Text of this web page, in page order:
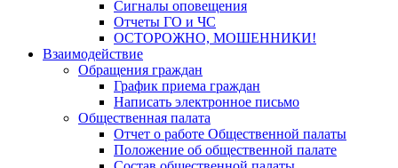
Сигналы оповещения
Отчеты ГО и ЧС
ОСТОРОЖНО, МОШЕННИКИ!
Взаимодействие
Обращения граждан
График приема граждан
Написать электронное письмо
Общественная палата
Отчет о работе Общественной палаты
Положение об общественной палате